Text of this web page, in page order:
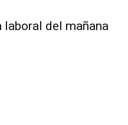
laboral del mañana